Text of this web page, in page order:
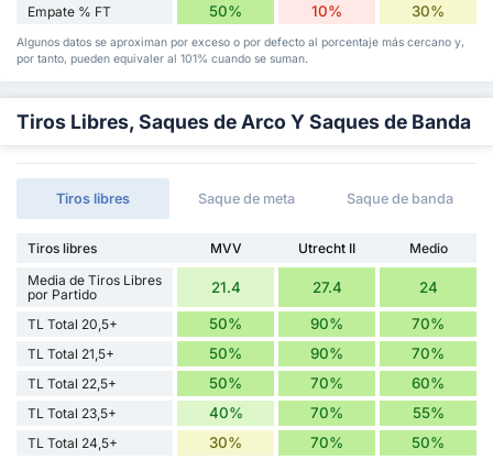
Empate % FT 50% 10% 30%
Algunos datos se aproximan por exceso o por defecto al porcentaje más cercano y,
por tanto, pueden equivaler al 101% cuando se suman.
Tiros Libres, Saques de Arco Y Saques de Banda
Tiros libres Saque de meta Saque de banda
Tiros libres MVV Utrecht II
Medio
Media de Tiros Libres
por Partido
21.4 27.4 24
TL Total 20,5+ 50% 90% 70%
TL Total 21,5+ 50% 90% 70%
TL Total 22,5+ 50% 70% 60%
TL Total 23,5+ 40% 70% 55%
TL Total 24,5+ 30% 70% 50%